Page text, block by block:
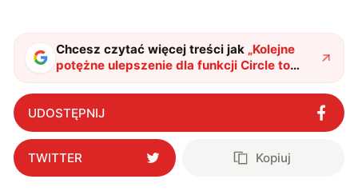
Chcesz czytać więcej treści jak „Kolejne
potężne ulepszenie dla funkcji Circle to
Search. Posiadacze smartfonów Samsunga
wypróbują je jako pierwsi"?
UDOSTĘPNIJ
TWITTER Kopiuj